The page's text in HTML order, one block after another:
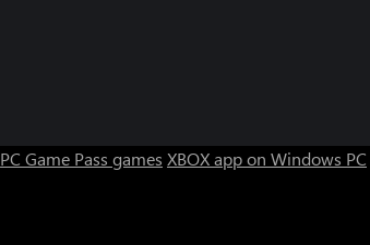
PC Game Pass games XBOX app on Windows PC